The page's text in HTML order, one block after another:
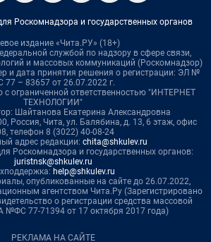
Роскомнадзора и государственных органов
издание «Чита.РУ» (18+)
службой по надзору в сфере связи,
и массовых коммуникаций (Роскомнадзор)
и дата принятия решения о регистрации: ЭЛ №
77 – 83657 от 26.07.2022 г.
с ограниченной ответственностью "ИНТЕРНЕТ
ТЕХНОЛОГИИ"
Шайтанова Екатерина Александровна
Россия, Чита, ул. Балябина, д. 13, 6 этаж, офис
телефон 8 (3022) 40-08-24
адрес редакции: chita@shkulev.ru
Роскомнадзора и государственных органов:
juristnsk@shkulev.ru
help@shkulev.ru
опубликованные на сайте до 26.07.2022,
агентством Чита.Ру (Зарегистрировано
о регистрации средства массовой
77-71394 от 17 октября 2017 года)
РЕКЛАМА НА САЙТЕ